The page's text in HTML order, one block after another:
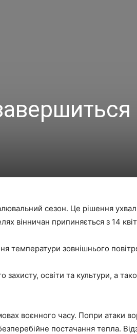
сезон. Це рішення
вінничан припиняється з 14
температури зовнішнього
захисту, освіти та культури, а
воєнного часу. Попри атаки
постачання тепла.